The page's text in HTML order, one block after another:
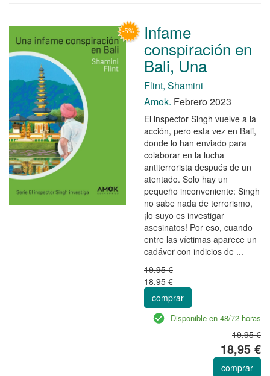
Infame
conspiración en
Bali, Una
Flint, Shamini
Amok. Febrero 2023
El inspector Singh vuelve a la
acción, pero esta vez en Bali,
donde lo han enviado para
colaborar en la lucha
antiterrorista después de un
atentado. Solo hay un
pequeño inconveniente: Singh
no sabe nada de terrorismo,
¡lo suyo es investigar
asesinatos! Por eso, cuando
entre las víctimas aparece un
cadáver con indicios de ...
19,95 €
18,95 €
comprar
Disponible en 48/72 horas
19,95 €
18,95 €
comprar